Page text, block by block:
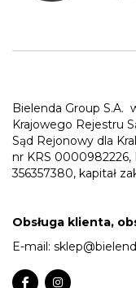
Bielenda Group S.A.
Krajowego Rejestru
Sąd Rejonowy dla
nr KRS 0000982226,
356357380, kapitał
Obsługa klienta,
E-mail: